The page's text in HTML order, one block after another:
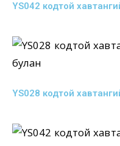
YS042 кодтой
YS028 кодтой